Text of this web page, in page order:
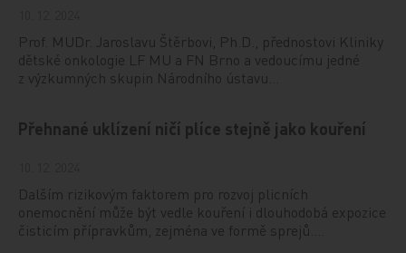
Prof. MUDr. Jaroslavu Štěrbovi, Ph.D., přednostovi Kliniky
dětské onkologie LF MU a FN Brno a vedoucímu jedné
z výzkumných skupin Národního ústavu…
Přehnané uklízení ničí plíce stejně jako kouření
Dalším rizikovým faktorem pro rozvoj plicních
onemocnění může být vedle kouření i dlouhodobá expozice
čisticím přípravkům, zejména ve formě sprejů.…